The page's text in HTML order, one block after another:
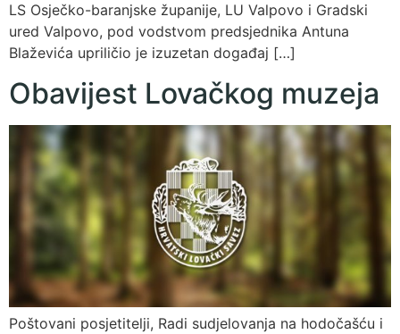
LS Osječko-baranjske županije, LU Valpovo i Gradski
ured Valpovo, pod vodstvom predsjednika Antuna
Blaževića upriličio je izuzetan događaj […]
Obavijest Lovačkog muzeja
Poštovani posjetitelji, Radi sudjelovanja na hodočašću i